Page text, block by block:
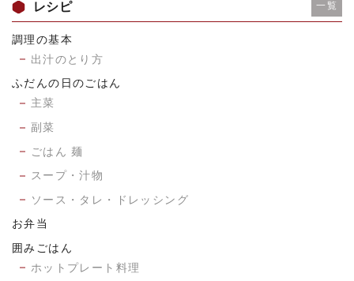
レシピ 一覧
調理の基本
出汁のとり方
ふだんの日のごはん
主菜
副菜
ごはん 麺
スープ・汁物
ソース・タレ・ドレッシング
お弁当
囲みごはん
ホットプレート料理